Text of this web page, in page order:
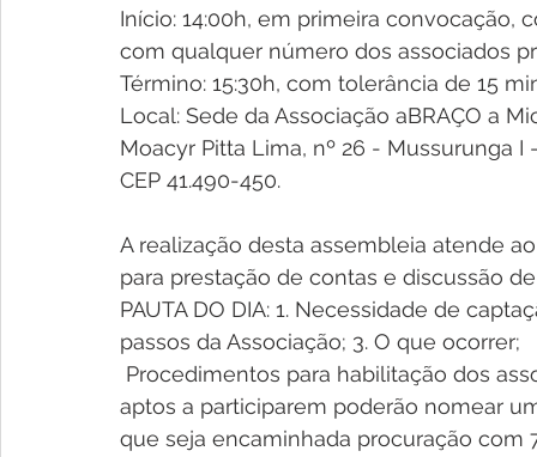
Início: 14:00h, em primeira convocação,
com qualquer número dos associados
Término: 15:30h, com tolerância de 15
Local: Sede da Associação aBRAÇO a
Moacyr Pitta Lima, nº 26 - Mussurunga
CEP 41.490-450.
A realização desta assembleia atende
para prestação de contas e discussão
PAUTA DO DIA: 1. Necessidade de
passos da Associação; 3. O que ocorrer;
aptos a participarem poderão nomear
que seja encaminhada procuração com